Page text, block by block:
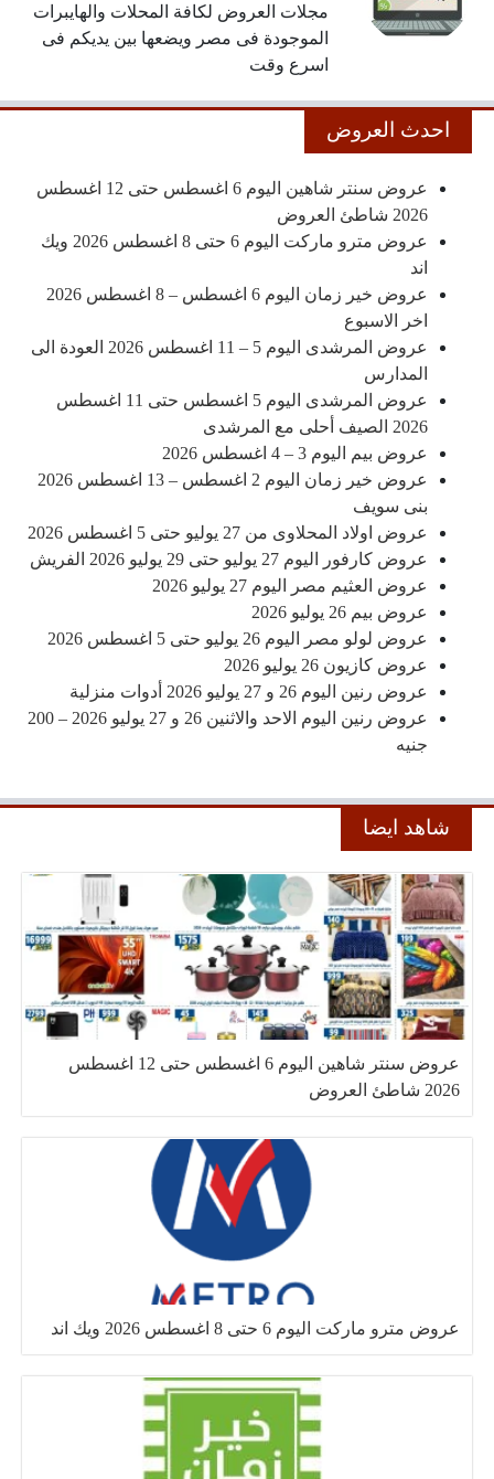
مجلات العروض لكافة المحلات والهايبرات
الموجودة فى مصر ويضعها بين يديكم فى
اسرع وقت
احدث العروض
عروض سنتر شاهين اليوم 6 اغسطس حتى 12 اغسطس
2026 شاطئ العروض
عروض مترو ماركت اليوم 6 حتى 8 اغسطس 2026 ويك
اند
عروض خير زمان اليوم 6 اغسطس – 8 اغسطس 2026
اخر الاسبوع
عروض المرشدى اليوم 5 – 11 اغسطس 2026 العودة الى
المدارس
عروض المرشدى اليوم 5 اغسطس حتى 11 اغسطس
2026 الصيف أحلى مع المرشدى
عروض بيم اليوم 3 – 4 اغسطس 2026
عروض خير زمان اليوم 2 اغسطس – 13 اغسطس 2026
بنى سويف
عروض اولاد المحلاوى من 27 يوليو حتى 5 اغسطس 2026
عروض كارفور اليوم 27 يوليو حتى 29 يوليو 2026 الفريش
عروض العثيم مصر اليوم 27 يوليو 2026
عروض بيم 26 يوليو 2026
عروض لولو مصر اليوم 26 يوليو حتى 5 اغسطس 2026
عروض كازيون 26 يوليو 2026
عروض رنين اليوم 26 و 27 يوليو 2026 أدوات منزلية
عروض رنين اليوم الاحد والاثنين 26 و 27 يوليو 2026 – 200
جنيه
شاهد ايضا
عروض سنتر شاهين اليوم 6 اغسطس حتى 12 اغسطس
2026 شاطئ العروض
عروض مترو ماركت اليوم 6 حتى 8 اغسطس 2026 ويك اند